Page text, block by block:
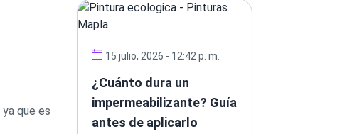
que es
15 julio, 2026 - 12:42 p. m.
¿Cuánto dura un
impermeabilizante? Guía
antes de aplicarlo